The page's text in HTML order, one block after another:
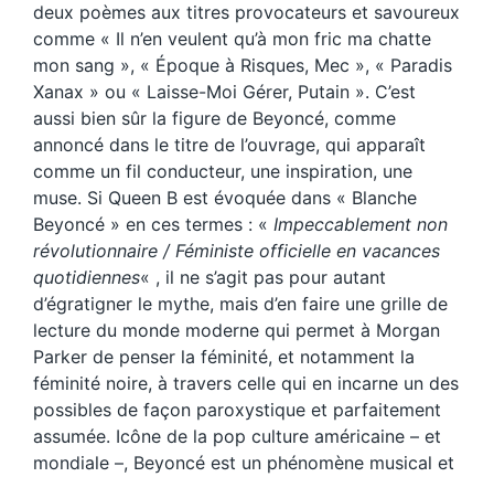
deux poèmes aux titres provocateurs et savoureux
comme « Il n’en veulent qu’à mon fric ma chatte
mon sang », « Époque à Risques, Mec », « Paradis
Xanax » ou « Laisse-Moi Gérer, Putain ». C’est
aussi bien sûr la figure de Beyoncé, comme
annoncé dans le titre de l’ouvrage, qui apparaît
comme un fil conducteur, une inspiration, une
muse. Si Queen B est évoquée dans « Blanche
Beyoncé » en ces termes : « Impeccablement non
révolutionnaire / Féministe officielle en vacances
quotidiennes« , il ne s’agit pas pour autant
d’égratigner le mythe, mais d’en faire une grille de
lecture du monde moderne qui permet à Morgan
Parker de penser la féminité, et notamment la
féminité noire, à travers celle qui en incarne un des
possibles de façon paroxystique et parfaitement
assumée. Icône de la pop culture américaine – et
mondiale –, Beyoncé est un phénomène musical et